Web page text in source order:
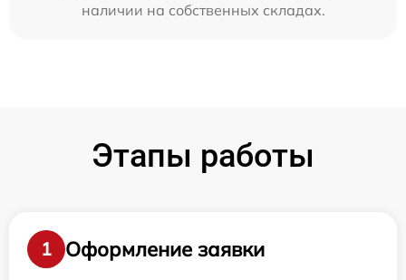
наличии на собственных складах.
Этапы работы
1
Оформление заявки